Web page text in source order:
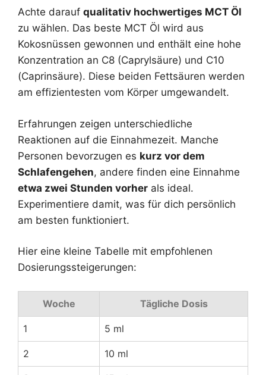
Achte darauf qualitativ hochwertiges MCT Öl
zu wählen. Das beste MCT Öl wird aus
Kokosnüssen gewonnen und enthält eine hohe
Konzentration an C8 (Caprylsäure) und C10
(Caprinsäure). Diese beiden Fettsäuren werden
am effizientesten vom Körper umgewandelt.
Erfahrungen zeigen unterschiedliche
Reaktionen auf die Einnahmezeit. Manche
Personen bevorzugen es kurz vor dem
Schlafengehen, andere finden eine Einnahme
etwa zwei Stunden vorher als ideal.
Experimentiere damit, was für dich persönlich
am besten funktioniert.
Hier eine kleine Tabelle mit empfohlenen
Dosierungssteigerungen:
Woche Tägliche Dosis
1 5 ml
2 10 ml